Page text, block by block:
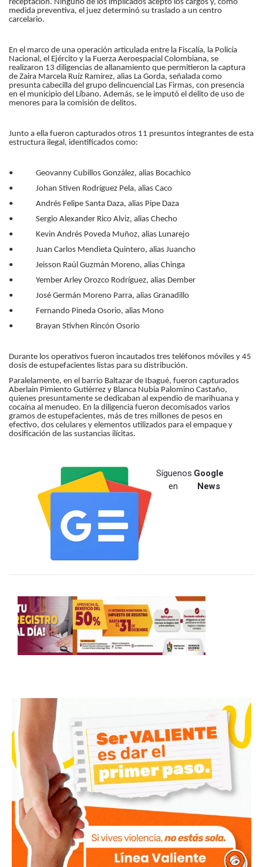
receptación. Ninguno de los implicados aceptó los cargos y, como
medida preventiva, el juez determinó su traslado a un centro
carcelario.
En el marco de una operación articulada entre la Fiscalía, la Policía
Nacional, el Ejército y la Fuerza Aeroespacial Colombiana, se
realizaron 13 diligencias de allanamiento que permitieron la captura
de Zaira Marcela Ruíz Ramírez, alias La Gorda, señalada como
presunta cabecilla del grupo delincuencial Las Firmas, con presencia
en el municipio del Líbano. Además, se le imputó el delito de uso de
menores para la comisión de delitos.
Junto a ella fueron capturados otros 11 presuntos integrantes de esta
estructura ilegal, identificados como:
• Geovanny Cubillos González, alias Bocachico
• Johan Stiven Rodríguez Pela, alias Caco
• Andrés Felipe Santa Daza, alias Pipe Daza
• Sergio Alexander Rico Alviz, alias Checho
• Kevin Andrés Poveda Muñoz, alias Lunarejo
• Juan Carlos Mendieta Quintero, alias Juancho
• Jeisson Raúl Guzmán Moreno, alias Chinga
• Yember Arley Orozco Rodríguez, alias Dember
• José Germán Moreno Parra, alias Granadillo
• Fernando Pineda Osorio, alias Mono
• Brayan Stivhen Rincón Osorio
Durante los operativos fueron incautados tres teléfonos móviles y 45
dosis de estupefacientes listas para su distribución.
Paralelamente, en el barrio Baltazar de Ibagué, fueron capturados
Aberlain Pimiento Gutiérrez y Blanca Nubia Palomino Castaño,
quienes presuntamente se dedicaban al expendio de marihuana y
cocaína al menudeo. En la diligencia fueron decomisados varios
gramos de estupefacientes, más de tres millones de pesos en
efectivo, dos celulares y elementos utilizados para el empaque y
dosificación de las sustancias ilícitas.
Síguenos
en
Google
News